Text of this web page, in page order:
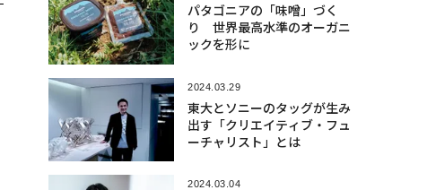
パタゴニアの「味噌」づく
り 世界最高水準のオーガニ
ックを形に
2024.03.29
東大とソニーのタッグが生み
出す「クリエイティブ・フュ
ーチャリスト」とは
2024.03.04